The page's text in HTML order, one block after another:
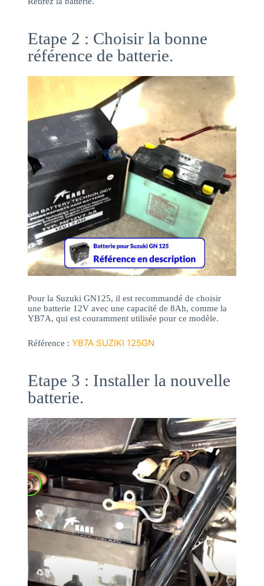
Etape 2 : Choisir la bonne
référence de batterie.
Pour la Suzuki GN125, il est recommandé de choisir
une batterie 12V avec une capacité de 8Ah, comme la
YB7A, qui est couramment utilisée pour ce modèle.
Référence : YB7A SUZIKI 125GN
Etape 3 : Installer la nouvelle
batterie.